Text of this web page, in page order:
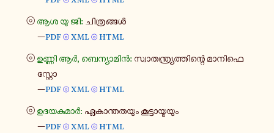
⦾ ആശ യു ജി: ചി​ത്ര​ങ്ങൾ
—pdf ⦾ xml ⦾ html
⦾ ഉണ്ണി ആർ, ബെ​ന്യാ​മിൻ: സ്വാ​ത​ന്ത്ര്യ​ത്തി​ന്റെ മാ​നി​ഫെ​
സ്റ്റോ
—pdf ⦾ xml ⦾ html
⦾ ഉദ​യ​കു​മാർ: ഏകാ​ന്ത​ത​യും കൂ​ട്ടാ​യ്മ​യും
—pdf ⦾ xml ⦾ html